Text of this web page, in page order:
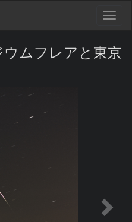
ムフレアと東京